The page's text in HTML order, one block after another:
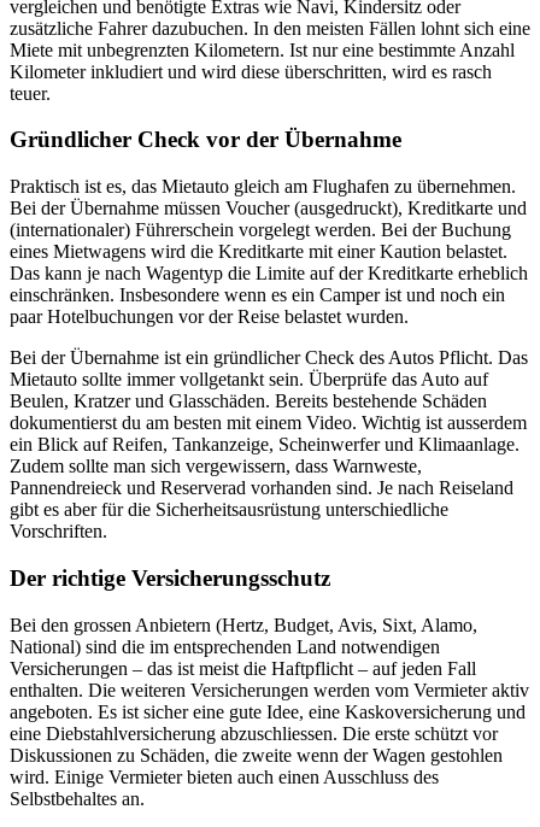
vergleichen und benötigte Extras wie Navi, Kindersitz oder
zusätzliche Fahrer dazubuchen. In den meisten Fällen lohnt sich eine
Miete mit unbegrenzten Kilometern. Ist nur eine bestimmte Anzahl
Kilometer inkludiert und wird diese überschritten, wird es rasch
teuer.
Gründlicher Check vor der Übernahme
Praktisch ist es, das Mietauto gleich am Flughafen zu übernehmen.
Bei der Übernahme müssen Voucher (ausgedruckt), Kreditkarte und
(internationaler) Führerschein vorgelegt werden. Bei der Buchung
eines Mietwagens wird die Kreditkarte mit einer Kaution belastet.
Das kann je nach Wagentyp die Limite auf der Kreditkarte erheblich
einschränken. Insbesondere wenn es ein Camper ist und noch ein
paar Hotelbuchungen vor der Reise belastet wurden.
Bei der Übernahme ist ein gründlicher Check des Autos Pflicht. Das
Mietauto sollte immer vollgetankt sein. Überprüfe das Auto auf
Beulen, Kratzer und Glasschäden. Bereits bestehende Schäden
dokumentierst du am besten mit einem Video. Wichtig ist ausserdem
ein Blick auf Reifen, Tankanzeige, Scheinwerfer und Klimaanlage.
Zudem sollte man sich vergewissern, dass Warnweste,
Pannendreieck und Reserverad vorhanden sind. Je nach Reiseland
gibt es aber für die Sicherheitsausrüstung unterschiedliche
Vorschriften.
Der richtige Versicherungsschutz
Bei den grossen Anbietern (Hertz, Budget, Avis, Sixt, Alamo,
National) sind die im entsprechenden Land notwendigen
Versicherungen – das ist meist die Haftpflicht – auf jeden Fall
enthalten. Die weiteren Versicherungen werden vom Vermieter aktiv
angeboten. Es ist sicher eine gute Idee, eine Kaskoversicherung und
eine Diebstahlversicherung abzuschliessen. Die erste schützt vor
Diskussionen zu Schäden, die zweite wenn der Wagen gestohlen
wird. Einige Vermieter bieten auch einen Ausschluss des
Selbstbehaltes an.